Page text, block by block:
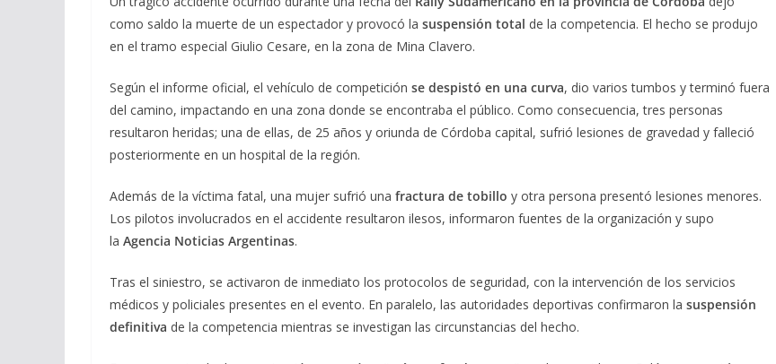
como saldo la muerte de un espectador y provocó la suspensión total de la competencia. El hecho se produjo
en el tramo especial Giulio Cesare, en la zona de Mina Clavero.
Según el informe oficial, el vehículo de competición se despistó en una curva, dio varios tumbos y terminó fuera
del camino, impactando en una zona donde se encontraba el público. Como consecuencia, tres personas
resultaron heridas; una de ellas, de 25 años y oriunda de Córdoba capital, sufrió lesiones de gravedad y falleció
posteriormente en un hospital de la región.
Además de la víctima fatal, una mujer sufrió una fractura de tobillo y otra persona presentó lesiones menores.
Los pilotos involucrados en el accidente resultaron ilesos, informaron fuentes de la organización y supo
la Agencia Noticias Argentinas.
Tras el siniestro, se activaron de inmediato los protocolos de seguridad, con la intervención de los servicios
médicos y policiales presentes en el evento. En paralelo, las autoridades deportivas confirmaron la suspensión
definitiva de la competencia mientras se investigan las circunstancias del hecho.